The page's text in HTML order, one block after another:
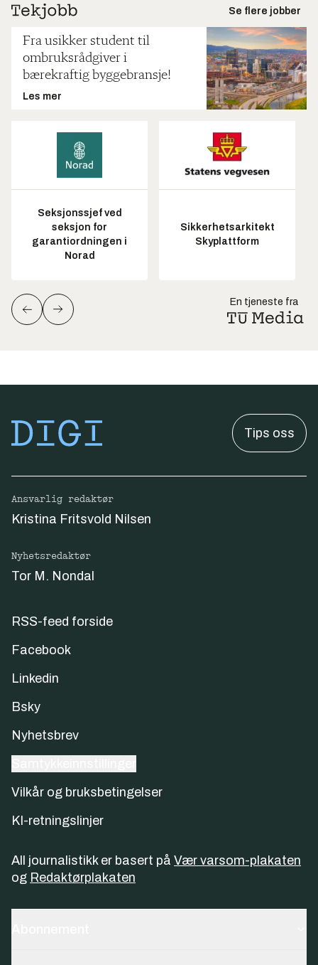
Se flere jobber
Fra usikker student til
ombruksrådgiver i
bærekraftig byggebransje!
Les mer
Seksjonssjef ved
seksjon for
garantiordningen i
Norad
Sikkerhetsarkitekt
Skyplattform
En tjeneste fra
Tips oss
Ansvarlig redaktør
Kristina Fritsvold Nilsen
Nyhetsredaktør
Tor M. Nondal
RSS-feed forside
Facebook
Linkedin
Bsky
Nyhetsbrev
Vilkår og bruksbetingelser
KI-retningslinjer
All journalistikk er basert på Vær varsom-plakaten
og Redaktørplakaten